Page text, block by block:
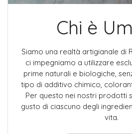
Chi è
Siamo una realtà artigianale di
ci impegniamo a utilizzare
prime naturali e biologiche,
tipo di additivo chimico,
Per questo nei nostri prodotti
gusto di ciascuno degli
vita.